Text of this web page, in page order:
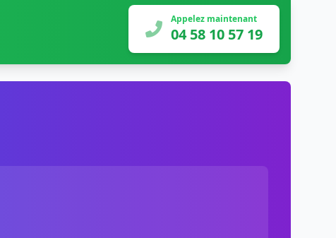
Appelez maintenant
04 58 10 57 19